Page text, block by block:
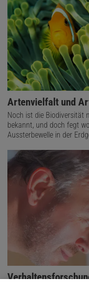
Artenvielfalt und
Noch ist die Biodiversität
bekannt, und doch fegt
Aussterbewelle in der